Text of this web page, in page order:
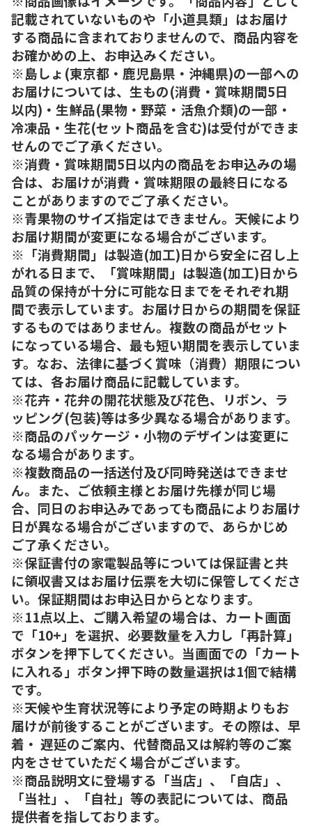
記載されていないものや「小道具類」はお届け
する商品に含まれておりませんので、商品内容を
お確かめの上、お申込みください。
※島しょ(東京都・鹿児島県・沖縄県)の一部への
お届けについては、生もの(消費・賞味期間5日
以内)・生鮮品(果物・野菜・活魚介類)の一部・
冷凍品・生花(セット商品を含む)は受付ができま
せんのでご了承ください。
※消費・賞味期間5日以内の商品をお申込みの場
合は、お届けが消費・賞味期限の最終日になる
ことがありますのでご了承ください。
※青果物のサイズ指定はできません。天候により
お届け期間が変更になる場合がございます。
※「消費期間」は製造(加工)日から安全に召し上
がれる日まで、「賞味期間」は製造(加工)日から
品質の保持が十分に可能な日までをそれぞれ期
間で表示しています。お届け日からの期間を保証
するものではありません。複数の商品がセット
になっている場合、最も短い期間を表示していま
す。なお、法律に基づく賞味（消費）期限につい
ては、各お届け商品に記載しています。
※花卉・花弁の開花状態及び花色、リボン、ラ
ッピング(包装)等は多少異なる場合があります。
※商品のパッケージ・小物のデザインは変更に
なる場合があります。
※複数商品の一括送付及び同時発送はできませ
ん。また、ご依頼主様とお届け先様が同じ場
合、同日のお申込みであっても商品によりお届け
日が異なる場合がございますので、あらかじめ
ご了承ください。
※保証書付の家電製品等については保証書と共
に領収書又はお届け伝票を大切に保管してくださ
い。保証期間はお申込日からとなります。
※11点以上、ご購入希望の場合は、カート画面
で「10+」を選択、必要数量を入力し「再計算」
ボタンを押下してください。当画面での「カート
に入れる」ボタン押下時の数量選択は1個で結構
です。
※天候や生育状況等により予定の時期よりもお
届けが前後することがございます。その際は、早
着・ 遅延のご案内、代替商品又は解約等のご案
内をさせていただく場合がございます。
※商品説明文に登場する「当店」、「自店」、
「当社」、「自社」等の表記については、商品
提供者を指しております。